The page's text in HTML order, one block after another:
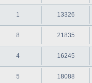
1 13326
8 21835
4 16245
5 18088